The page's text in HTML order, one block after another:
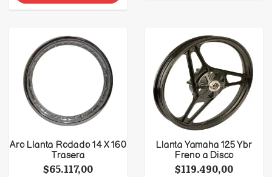
Aro Llanta Rodado 14 X 160
Trasera
$65.117,00
Llanta Yamaha 125 Ybr
Freno a Disco
$119.490,00